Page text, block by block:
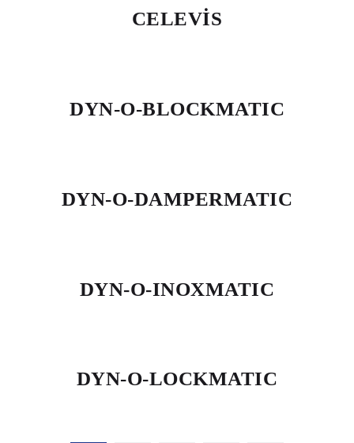
CELEVİS
DYN-O-BLOCKMATIC
DYN-O-DAMPERMATIC
DYN-O-INOXMATIC
DYN-O-LOCKMATIC